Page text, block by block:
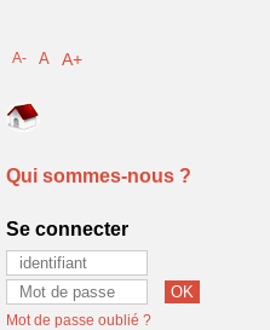
A- A A+
Qui sommes-nous ?
Se connecter
Mot de passe oublié ?